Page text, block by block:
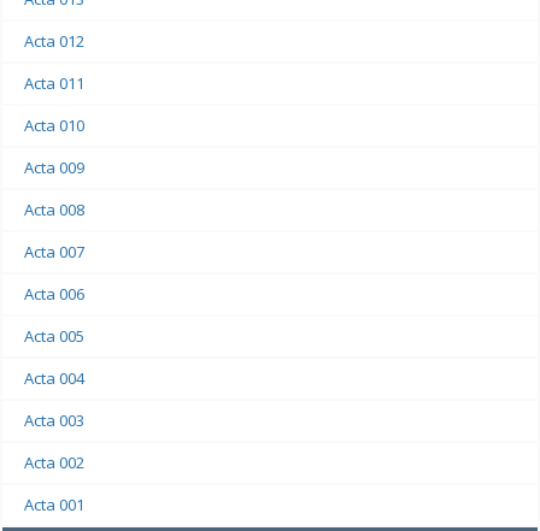
Acta 012
Acta 011
Acta 010
Acta 009
Acta 008
Acta 007
Acta 006
Acta 005
Acta 004
Acta 003
Acta 002
Acta 001